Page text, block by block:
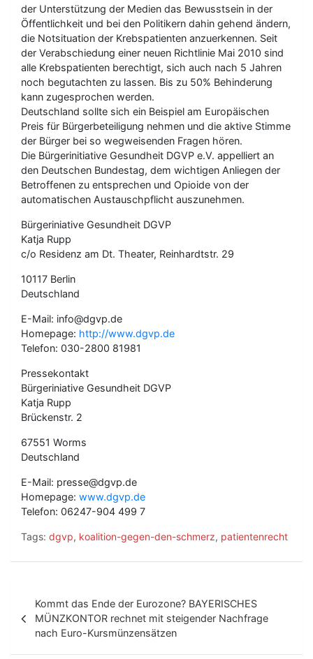
der Unterstützung der Medien das Bewusstsein in der
Öffentlichkeit und bei den Politikern dahin gehend ändern,
die Notsituation der Krebspatienten anzuerkennen. Seit
der Verabschiedung einer neuen Richtlinie Mai 2010 sind
alle Krebspatienten berechtigt, sich auch nach 5 Jahren
noch begutachten zu lassen. Bis zu 50% Behinderung
kann zugesprochen werden.
Deutschland sollte sich ein Beispiel am Europäischen
Preis für Bürgerbeteiligung nehmen und die aktive Stimme
der Bürger bei so wegweisenden Fragen hören.
Die Bürgerinitiative Gesundheit DGVP e.V. appelliert an
den Deutschen Bundestag, dem wichtigen Anliegen der
Betroffenen zu entsprechen und Opioide von der
automatischen Austauschpflicht auszunehmen.
Bürgeriniative Gesundheit DGVP
Katja Rupp
c/o Residenz am Dt. Theater, Reinhardtstr. 29
10117 Berlin
Deutschland
E-Mail: info@dgvp.de
Homepage: http://www.dgvp.de
Telefon: 030-2800 81981
Pressekontakt
Bürgeriniative Gesundheit DGVP
Katja Rupp
Brückenstr. 2
67551 Worms
Deutschland
E-Mail: presse@dgvp.de
Homepage: www.dgvp.de
Telefon: 06247-904 499 7
Tags: dgvp, koalition-gegen-den-schmerz, patientenrecht
e
Kommt das Ende der Eurozone? BAYERISCHES
MÜNZKONTOR rechnet mit steigender Nachfrage
nach Euro-Kursmünzensätzen